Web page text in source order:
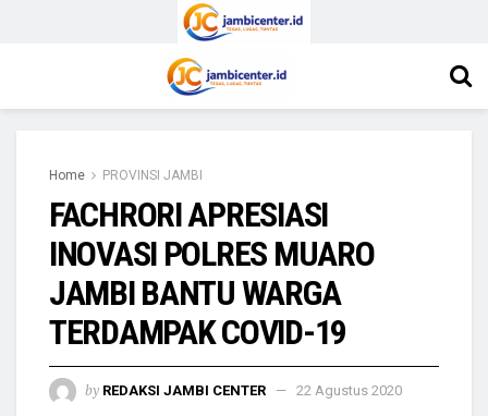
Home PROVINSI JAMBI
FACHRORI APRESIASI
INOVASI POLRES MUARO
JAMBI BANTU WARGA
TERDAMPAK COVID-19
by REDAKSI JAMBI CENTER 22 Agustus 2020